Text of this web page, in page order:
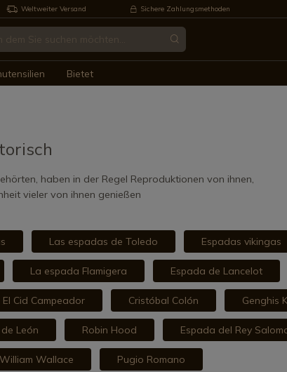
Weltweiter Versand Sichere Zahlungsmethoden
Bietet
haben in der Regel Reproduktionen von ihnen,
vieler von ihnen genießen
Las espadas de Toledo Espadas vikingas
La espada Flamigera Espada de Lancelot
El Cid Campeador Cristóbal Colón Genghis
León Robin Hood Espada del Rey
William Wallace Pugio Romano